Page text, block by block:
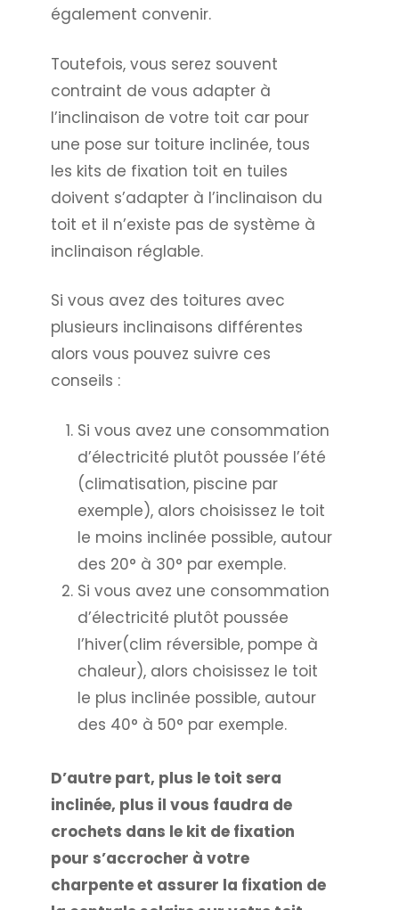
également convenir.
Toutefois, vous serez souvent
contraint de vous adapter à
l’inclinaison de votre toit car pour
une pose sur toiture inclinée, tous
les kits de fixation toit en tuiles
doivent s’adapter à l’inclinaison du
toit et il n’existe pas de système à
inclinaison réglable.
Si vous avez des toitures avec
plusieurs inclinaisons différentes
alors vous pouvez suivre ces
conseils :
Si vous avez une consommation
d’électricité plutôt poussée l’été
(climatisation, piscine par
exemple), alors choisissez le toit
le moins inclinée possible, autour
des 20° à 30° par exemple.
Si vous avez une consommation
d’électricité plutôt poussée
l’hiver(clim réversible, pompe à
chaleur), alors choisissez le toit
le plus inclinée possible, autour
des 40° à 50° par exemple.
D’autre part, plus le toit sera
inclinée, plus il vous faudra de
crochets dans le kit de fixation
pour s’accrocher à votre
charpente et assurer la fixation de